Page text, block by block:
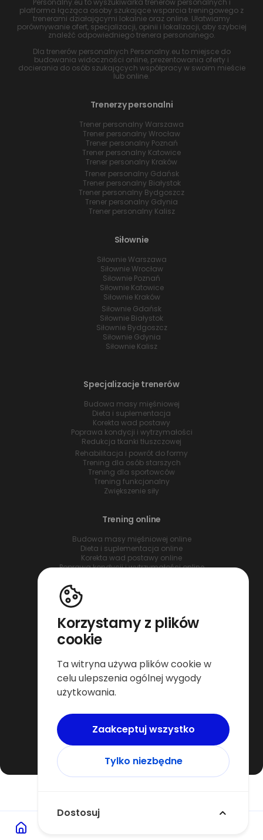
platforma łącząca osoby szukające wsparcia treningowego z
trenerami działającymi lokalnie oraz online. Ułatwiamy
porównywanie ofert, specjalizacji, opinii i lokalizacji, aby szybciej
znaleźć odpowiedniego trenera personalnego.
Dla trenerów personalnych Personalny.eu to miejsce do
budowania widoczności online, prezentowania oferty i
docierania do osób szukających współpracy w swoim mieście
lub online.
Trenerzy personalni
Trener personalny Warszawa
Trener personalny Wrocław
Trener personalny Poznań
Trener personalny Katowice
Trener personalny Kraków
Trener personalny Gdańsk
Trener personalny Białystok
Trener personalny Bydgoszcz
Trener personalny Gdynia
Trener personalny Kalisz
Siłownie
Siłownie Warszawa
Siłownie Wrocław
Siłownie Poznań
Siłownie Katowice
Siłownie Kraków
Siłownie Gdańsk
Siłownie Białystok
Siłownie Bydgoszcz
Siłownie Gdynia
Siłownie Kalisz
Specjalizacje trenerów
Budowa masy mięśniowej
Dieta i suplementacja
Korekta wad postawy
Poprawa kondycji i wytrzymałości
Redukcja tkanki tłuszczowej
Rehabilitacja i powrót do formy
Trening dla osób starszych
Trening dla sportowców
Trening funkcjonalny
Zwiększenie siły
Trening online
Budowa masy mięśniowej online
Dieta i suplementacja online
Korekta wad postawy online
Poprawa kondycji i wytrzymałości online
Rehabilitacja i powrót do formy online
Trening dla osób starszych online
Trening dla sportowców online
Trening funkcjonalny online
Zwiększenie siły online
Dla trenera Warszawa
Dla trenera Wrocław
Dla trenera Poznań
Dla trenera Kraków
Dla trenera Gdańsk
Korzystamy z plików
cookie
Ta witryna używa plików cookie w
celu ulepszenia ogólnej wygody
użytkowania.
Zaakceptuj wszystko
Tylko niezbędne
Dostosuj